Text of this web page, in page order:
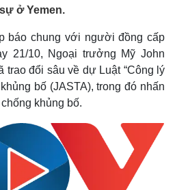
ở Yemen.
báo chung với người đồng cấp
21/10, Ngoại trưởng Mỹ John
trao đổi sâu về dự Luật “Công lý
bố (JASTA), trong đó nhấn
khủng bố.